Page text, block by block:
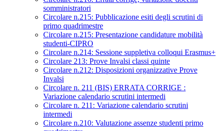
somministratori
Circolare n.215: Pubblicazione esiti degli scrutini di
primo quadrimestre
Circolare n.215: Presentazione candidature mobilità
studenti-CIPRO
Circolare n.214: Sessione suppletiva colloqui Erasmus+
Circolare 213: Prove Invalsi classi quinte
Circolare n.212: Disposizioni organizzative Prove
Invalsi
Circolare n. 211 (BIS) ERRATA CORRIGE :
Variazione calendario scrutini intermedi
Circolare n. 211: Variazione calendario scrutini
intermedi
Circolare n.210: Valutazione assenze studenti primo